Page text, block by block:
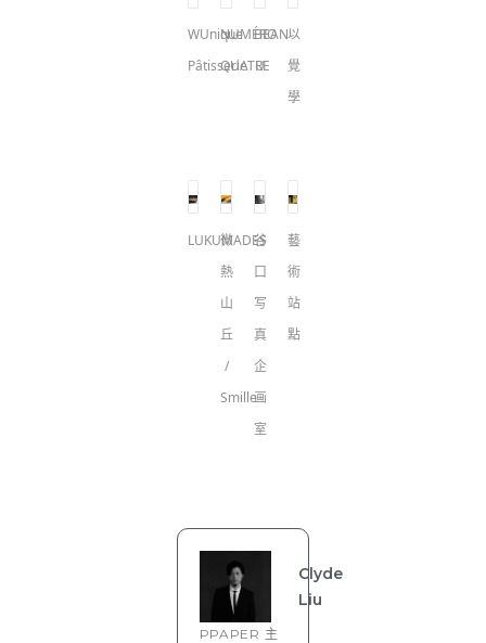
WUnique
Pâtisserie
NUMÉRO
QUATRE
BEAN
U
以
覺
學
LUKUMADES
微
熱
山
丘
/
Smille
谷
口
写
真
企
画
室
藝
術
站
點
Clyde
Liu
PPAPER 主